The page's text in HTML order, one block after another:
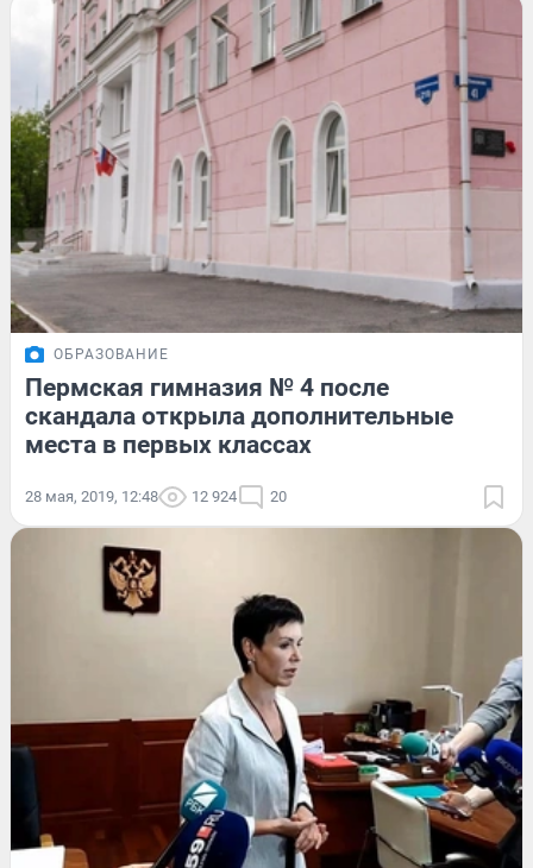
ОБРАЗОВАНИЕ
Пермская гимназия № 4 после
скандала открыла дополнительные
места в первых классах
28 мая, 2019, 12:48 12 924 20